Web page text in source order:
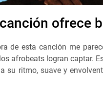
canción ofrece
de esta canción me
afrobeats logran captar.
su ritmo, suave y